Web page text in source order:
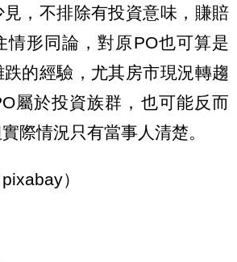
，不排除有投資意味，賺賠
情形同論，對原PO也可算是
的經驗，尤其房市現況轉趨
屬於投資族群，也可能反而
際情況只有當事人清楚。
）